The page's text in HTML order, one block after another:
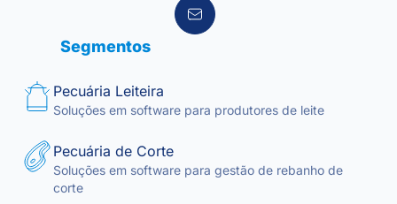
Segmentos
Pecuária Leiteira
Soluções em software para produtores de leite
Pecuária de Corte
Soluções em software para gestão de rebanho de
corte